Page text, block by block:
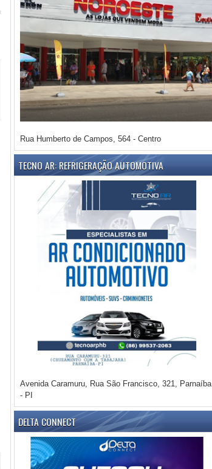
Rua Humberto de Campos, 564 - Centro
TECNO AR: REFRIGERAÇÃO AUTOMOTIVA
Avenida Caramuru, Rua São Francisco, 321, Parnaíba
- PI
DELTA CONNECT